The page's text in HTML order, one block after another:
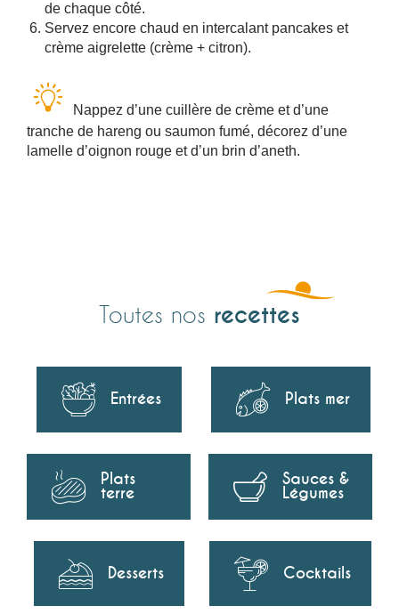
de chaque côté.
Servez encore chaud en intercalant pancakes et
crème aigrelette (crème + citron).
Nappez d’une cuillère de crème et d’une
tranche de hareng ou saumon fumé, décorez d’une
lamelle d’oignon rouge et d’un brin d’aneth.
Toutes nos recettes
Entrées Plats mer
Plats
terre
Sauces &
Légumes
Desserts Cocktails